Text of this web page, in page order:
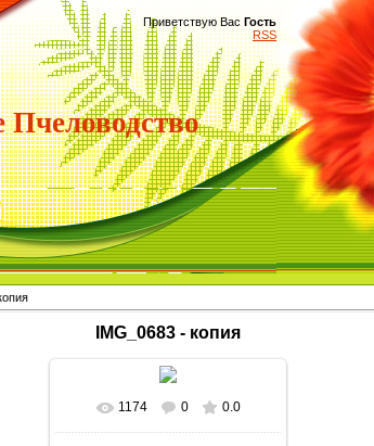
Приветствую Вас Гость
RSS
IMG_0683 - копия
В реальном размере
1174 0 0.0